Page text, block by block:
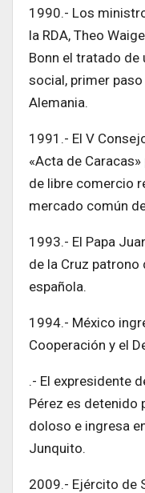
1990.- Los
la RDA, Theo
Bonn el tratado de
social, primer
Alemania.
1991.- El V
«Acta de
de libre comercio
mercado común
1993.- El Papa
de la Cruz patrono
española.
1994.- México
Cooperación y el
.- El expresidente
Pérez es detenido
doloso e ingresa
Junquito.
2009.- Ejército de